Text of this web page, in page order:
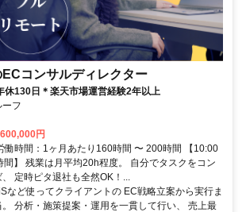
コンサルディレクター
休130日＊楽天市場運営経験2年以上
フ
円
働時間：1ヶ月あたり160時間 〜 200時間 【10:00
間】 残業は月平均20h程度。 自分でタスクをコン
定時ピタ退社も全然OK！...
など使ってクライアントの EC戦略立案から実行ま
分析・施策提案・運用を一貫して行い、 売上最